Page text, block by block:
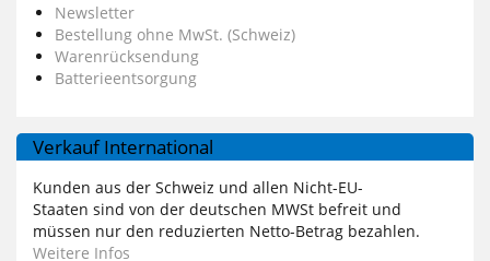
Newsletter
Bestellung ohne MwSt. (Schweiz)
Warenrücksendung
Batterieentsorgung
Verkauf International
Kunden aus der Schweiz und allen Nicht-EU-
Staaten sind von der deutschen MWSt befreit und
müssen nur den reduzierten Netto-Betrag bezahlen.
Weitere Infos